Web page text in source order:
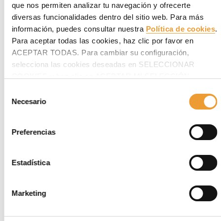
que nos permiten analizar tu navegación y ofrecerte
diversas funcionalidades dentro del sitio web. Para más
información, puedes consultar nuestra Política de cookies.
Para aceptar todas las cookies, haz clic por favor en
ACEPTAR TODAS. Para cambiar su configuración,
selecciona las cookies deseadas en SELECCIONAR
Necesario
Preferencias
Estadística
Marketing
Dentro del plan de infraestructuras previsto para los Juegos
Olímpicos de 2016, la Línea 4 del metro con 16 km conectará la
ciudad de oeste a sur. Además de aliviar el tráfico permitirá
trasladar a 300.000 pasajeros al día y reducirá el trayecto de 2
horas a solo 15 minutos. Es la primera vez que se emplea en
América Latina un sistema autotrepante en los pilonos
inclinados de un puente atirantado.